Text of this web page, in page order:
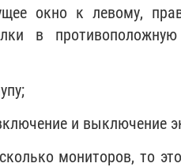
окно к левому,
в
и выключение
мониторов, то